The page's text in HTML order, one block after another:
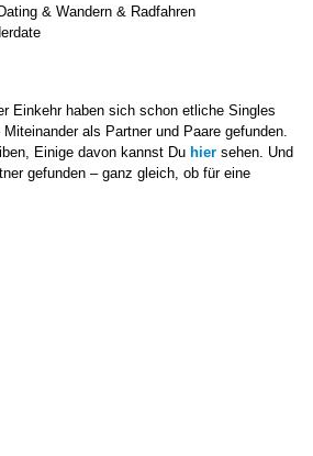
& Wandern & Radfahren
Einkehr haben sich schon etliche Singles
als Partner und Paare gefunden.
Einige davon kannst Du hier sehen. Und
gefunden – ganz gleich, ob für eine